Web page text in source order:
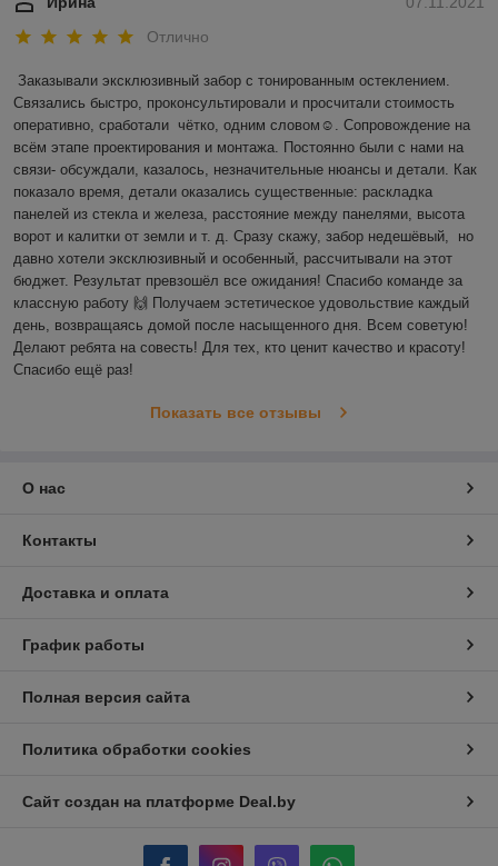
Отлично
Заказывали эксклюзивный забор с тонированным остеклением.
Связались быстро, проконсультировали и просчитали стоимость
оперативно, сработали  чётко, одним словом☺️. Сопровождение на
всём этапе проектирования и монтажа. Постоянно были с нами на
связи- обсуждали, казалось, незначительные нюансы и детали. Как
показало время, детали оказались существенные: раскладка
панелей из стекла и железа, расстояние между панелями, высота
ворот и калитки от земли и т. д. Сразу скажу, забор недешёвый,  но
давно хотели эксклюзивный и особенный, рассчитывали на этот
бюджет. Результат превзошёл все ожидания! Спасибо команде за
классную работу 🙌 Получаем эстетическое удовольствие каждый
день, возвращаясь домой после насыщенного дня. Всем советую!
Делают ребята на совесть! Для тех, кто ценит качество и красоту!
Спасибо ещё раз!
Показать все отзывы
О нас
Контакты
Доставка и оплата
График работы
Полная версия сайта
Политика обработки cookies
Сайт создан на платформе Deal.by